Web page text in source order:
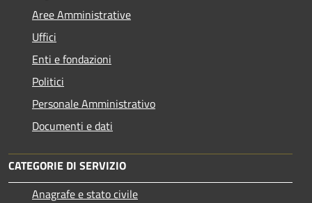
Aree Amministrative
Uffici
Enti e fondazioni
Politici
Personale Amministrativo
Documenti e dati
CATEGORIE DI SERVIZIO
Anagrafe e stato civile